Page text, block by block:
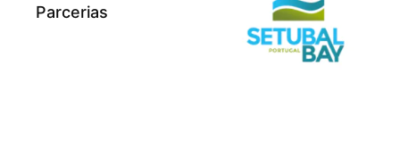
Parcerias